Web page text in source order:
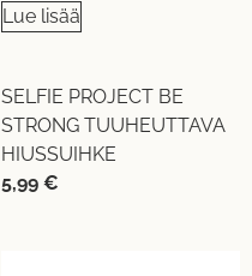
Lue lisää
SELFIE PROJECT BE
STRONG TUUHEUTTAVA
HIUSSUIHKE
5,99 €